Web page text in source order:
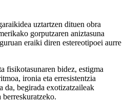
uztartzen dituen obra
gorputzaren aniztasuna
eraiki diren estereotipoei aurre
fisikotasunaren bidez, estigma
ironia eta erresistentzia
da, begirada exotizatzaileak